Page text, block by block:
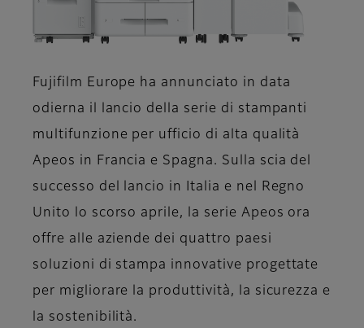
Fujifilm Europe ha annunciato in data
odierna il lancio della serie di stampanti
multifunzione per ufficio di alta qualità
Apeos in Francia e Spagna. Sulla scia del
successo del lancio in Italia e nel Regno
Unito lo scorso aprile, la serie Apeos ora
offre alle aziende dei quattro paesi
soluzioni di stampa innovative progettate
per migliorare la produttività, la sicurezza e
la sostenibilità.